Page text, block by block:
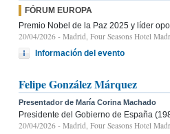
FÓRUM EUROPA
Premio Nobel de la Paz 2025 y líder
20/04/2026 - Madrid, Four Seasons Hotel
Información del evento
Felipe González Márquez
Presentador de María Corina Machado
Presidente del Gobierno de España
20/04/2026 - Madrid, Four Seasons Hotel